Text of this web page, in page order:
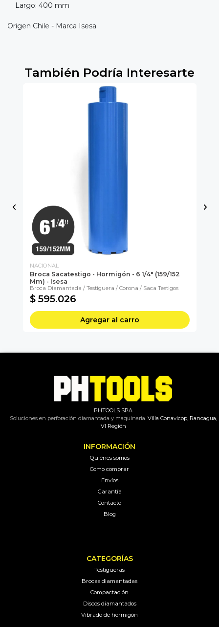
Largo: 400 mm
Origen Chile - Marca Isesa
También Podría Interesarte
NACIONAL
Broca Sacatestigo - Hormigón - 6 1/4" (159/152
Mm) - Isesa
Broca Diamantada / Testiguera / Corona / Saca Testigos
$ 595.026
Agregar al carro
PHTOOLS SPA
Soluciones en perforación diamantada y maquinaria.Villa Conavicop, Rancagua,
VI Región
INFORMACIÓN
Quiénes somos
Como comprar
Envíos
Garantía
Contacto
Blog
CATEGORÍAS
Testigueras
Brocas diamantadas
Compactación
Discos diamantados
Vibrado de hormigón